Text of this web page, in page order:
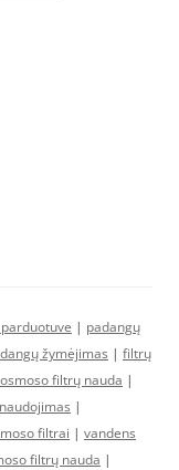
| padangų
žymėjimas | filtrų
osmoso filtrų nauda |
|
filtrai | vandens
filtrų nauda |